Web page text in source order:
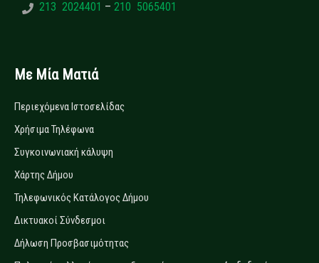
213 2024401 – 210 5065401
Με Μία Ματιά
Περιεχόμενα Ιστοσελίδας
Χρήσιμα Τηλέφωνα
Συγκοινωνιακή κάλυψη
Χάρτης Δήμου
Τηλεφωνικός Κατάλογος Δήμου
Δικτυακοί Σύνδεσμοι
Δήλωση Προσβασιμότητας